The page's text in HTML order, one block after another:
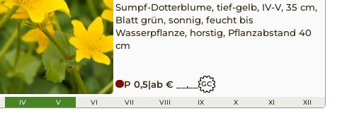
Sumpf-Dotterblume, tief-gelb, IV-V, 35 cm,
Blatt grün, sonnig, feucht bis
Wasserpflanze, horstig, Pflanzabstand 40
cm
P 0,5|ab € __,__ GC
IV V VI VII VIII IX X XI XII